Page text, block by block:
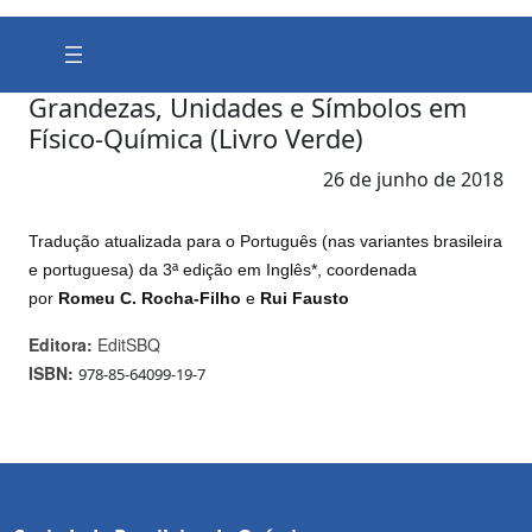
Grandezas, Unidades e Símbolos em
Físico-Química (Livro Verde)
26 de junho de 2018
Tradução atualizada para o Português (nas variantes brasileira
e portuguesa) da 3ª edição em Inglês*, coordenada
por Romeu C. Rocha-Filho e Rui Fausto
Editora: EditSBQ
ISBN: 978-85-64099-19-7